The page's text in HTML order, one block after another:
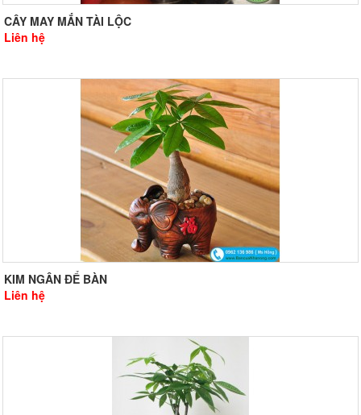
CÂY MAY MẮN TÀI LỘC
Liên hệ
KIM NGÂN ĐỂ BÀN
Liên hệ